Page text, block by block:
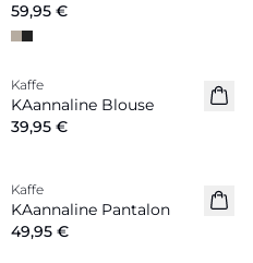
59,95 €
Kaffe
KAannaline Blouse
39,95 €
Kaffe
KAannaline Pantalon
49,95 €